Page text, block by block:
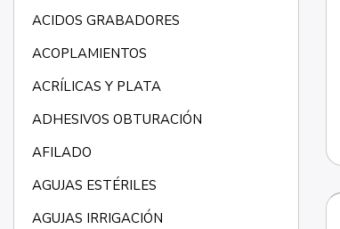
ACIDOS GRABADORES
ACOPLAMIENTOS
ACRÍLICAS Y PLATA
ADHESIVOS OBTURACIÓN
AFILADO
AGUJAS ESTÉRILES
AGUJAS IRRIGACIÓN